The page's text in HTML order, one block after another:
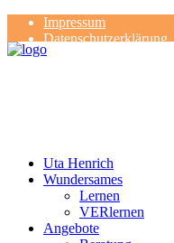
Impressum
Datenschutzerklärung
Kontakt
Uta Henrich
Wundersames
Lernen
VERlernen
Angebote